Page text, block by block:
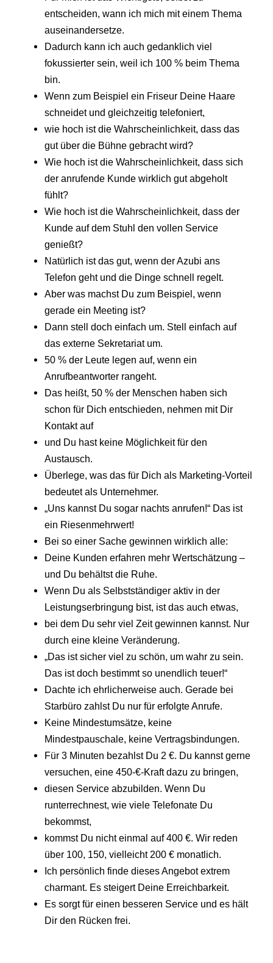
entscheiden, wann ich mich mit einem Thema
auseinandersetze.
Dadurch kann ich auch gedanklich viel
fokussierter sein, weil ich 100 % beim Thema
bin.
Wenn zum Beispiel ein Friseur Deine Haare
schneidet und gleichzeitig telefoniert,
wie hoch ist die Wahrscheinlichkeit, dass das
gut über die Bühne gebracht wird?
Wie hoch ist die Wahrscheinlichkeit, dass sich
der anrufende Kunde wirklich gut abgeholt
fühlt?
Wie hoch ist die Wahrscheinlichkeit, dass der
Kunde auf dem Stuhl den vollen Service
genießt?
Natürlich ist das gut, wenn der Azubi ans
Telefon geht und die Dinge schnell regelt.
Aber was machst Du zum Beispiel, wenn
gerade ein Meeting ist?
Dann stell doch einfach um. Stell einfach auf
das externe Sekretariat um.
50 % der Leute legen auf, wenn ein
Anrufbeantworter rangeht.
Das heißt, 50 % der Menschen haben sich
schon für Dich entschieden, nehmen mit Dir
Kontakt auf
und Du hast keine Möglichkeit für den
Austausch.
Überlege, was das für Dich als Marketing-Vorteil
bedeutet als Unternehmer.
„Uns kannst Du sogar nachts anrufen!“ Das ist
ein Riesenmehrwert!
Bei so einer Sache gewinnen wirklich alle:
Deine Kunden erfahren mehr Wertschätzung –
und Du behältst die Ruhe.
Wenn Du als Selbstständiger aktiv in der
Leistungserbringung bist, ist das auch etwas,
bei dem Du sehr viel Zeit gewinnen kannst. Nur
durch eine kleine Veränderung.
„Das ist sicher viel zu schön, um wahr zu sein.
Das ist doch bestimmt so unendlich teuer!“
Dachte ich ehrlicherweise auch. Gerade bei
Starbüro zahlst Du nur für erfolgte Anrufe.
Keine Mindestumsätze, keine
Mindestpauschale, keine Vertragsbindungen.
Für 3 Minuten bezahlst Du 2 €. Du kannst gerne
versuchen, eine 450-€-Kraft dazu zu bringen,
diesen Service abzubilden. Wenn Du
runterrechnest, wie viele Telefonate Du
bekommst,
kommst Du nicht einmal auf 400 €. Wir reden
über 100, 150, vielleicht 200 € monatlich.
Ich persönlich finde dieses Angebot extrem
charmant. Es steigert Deine Erreichbarkeit.
Es sorgt für einen besseren Service und es hält
Dir den Rücken frei.